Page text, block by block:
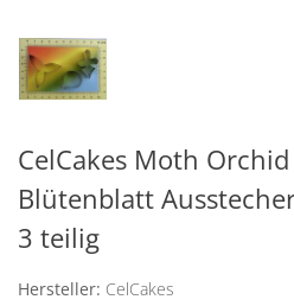
CelCakes Moth
Blütenblatt
3 teilig
Hersteller: CelCakes